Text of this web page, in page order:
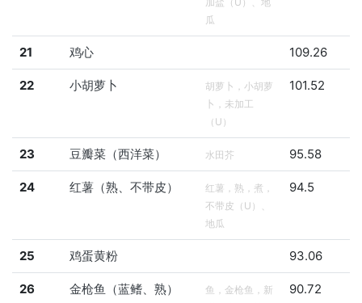
瓜
21 鸡心 109.26
22 小胡萝卜
胡萝卜，小胡萝
卜，未加工
（U）
101.52
23 豆瓣菜（西洋菜） 水田芥 95.58
24 红薯（熟、不带皮）
红薯，熟，煮，
不带皮（U）、
地瓜
94.5
25 鸡蛋黄粉 93.06
26 金枪鱼（蓝鳍、熟）
鱼，金枪鱼，新
90.72